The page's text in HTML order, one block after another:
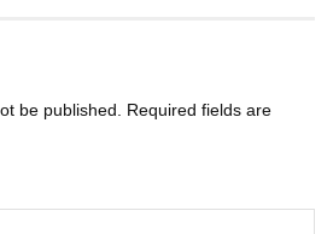
be published. Required fields are